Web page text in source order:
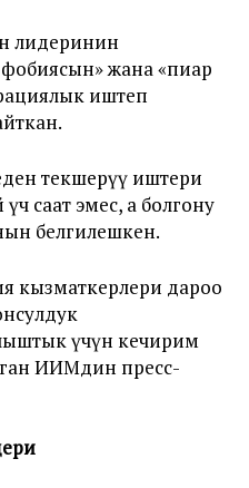
лидеринин
жана «пиар
иштеп
текшерүү иштери
саат эмес, а болгону
белгилешкен.
кызматкерлери дароо
үчүн кечирим
ИИМдин пресс-